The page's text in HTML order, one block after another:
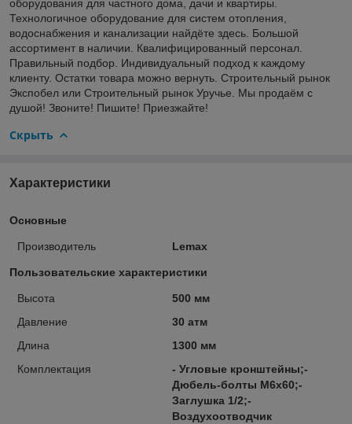
оборудования для частного дома, дачи и квартиры.
Технологичное оборудование для систем отопления,
водоснабжения и канализации найдёте здесь. Большой
ассортимент в наличии. Квалифицированный персонал.
Правильный подбор. Индивидуальный подход к каждому
клиенту. Остатки товара можно вернуть. Строительный рынок
Экспобел или Строительный рынок Уручье. Мы продаём с
душой! Звоните! Пишите! Приезжайте!
Скрыть
Характеристики
Основные
Производитель Lemax
Пользовательские характеристики
Высота
500 мм
Давление
30 атм
Длина
1300 мм
Комплектация
- Угловые кронштейны;-
Дюбель-болты М6х60;-
Заглушка 1/2;-
Воздухоотводчик